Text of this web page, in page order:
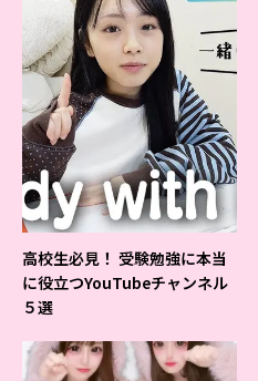
高校生必見！ 受験勉強に本当
に役立つYouTubeチャンネル
５選